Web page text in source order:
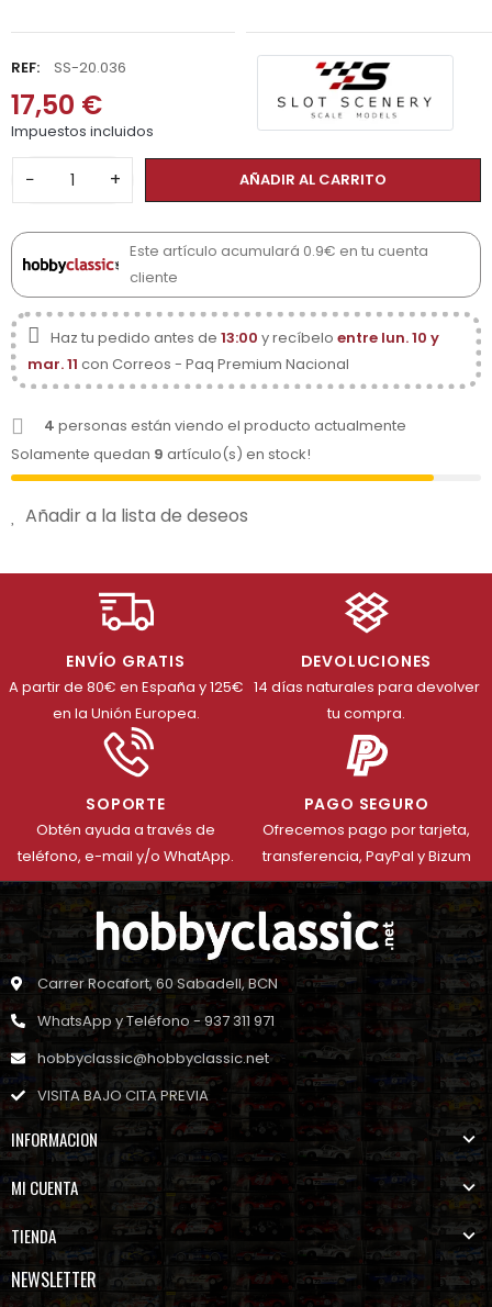
REF: SS-20.036
17,50 €
Impuestos incluidos
− + AÑADIR AL CARRITO
Este artículo acumulará 0.9€ en tu cuenta
cliente
Haz tu pedido antes de 13:00 y recíbelo entre lun. 10 y
mar. 11 con Correos - Paq Premium Nacional
4 personas están viendo el producto actualmente
Solamente quedan 9 artículo(s) en stock!
Añadir a la lista de deseos
ENVÍO GRATIS
A partir de 80€ en España y 125€
en la Unión Europea.
DEVOLUCIONES
14 días naturales para devolver
tu compra.
SOPORTE
Obtén ayuda a través de
teléfono, e-mail y/o WhatApp.
PAGO SEGURO
Ofrecemos pago por tarjeta,
transferencia, PayPal y Bizum
Carrer Rocafort, 60 Sabadell, BCN
WhatsApp y Teléfono - 937 311 971
hobbyclassic@hobbyclassic.net
VISITA BAJO CITA PREVIA
INFORMACION
MI CUENTA
TIENDA
NEWSLETTER